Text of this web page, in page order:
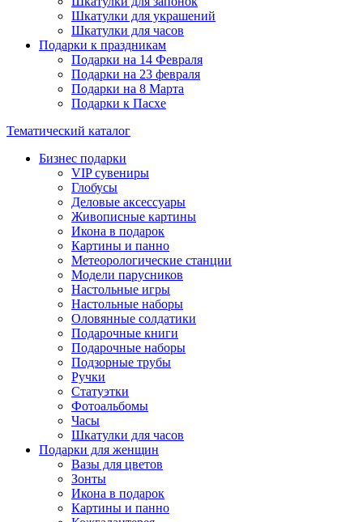
Шкатулки для украшений
Шкатулки для часов
Подарки к праздникам
Подарки на 14 Февраля
Подарки на 23 февраля
Подарки на 8 Марта
Подарки к Пасхе
Тематический каталог
Бизнес подарки
VIP сувениры
Глобусы
Деловые аксессуары
Живописные картины
Икона в подарок
Картины и панно
Метеорологические станции
Модели парусников
Настольные игры
Настольные наборы
Оловянные солдатики
Подарочные книги
Подарочные наборы
Подзорные трубы
Ручки
Статуэтки
Фотоальбомы
Часы
Шкатулки для часов
Подарки для женщин
Вазы для цветов
Зонты
Икона в подарок
Картины и панно